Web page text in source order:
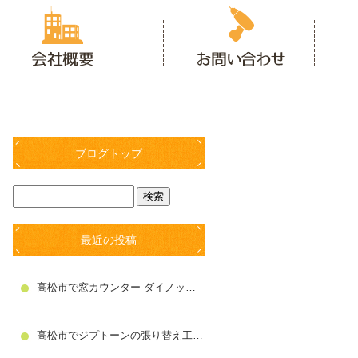
ブログトップ
最近の投稿
高松市で窓カウンター ダイノックシート貼り工事施工しました
高松市でジプトーンの張り替え工事施工しました。